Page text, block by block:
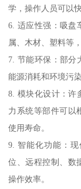
学，操作人员可以
6. 适应性强：吸盘
属、木材、塑料等
7. 节能环保：部分
能源消耗和环境污
8. 模块化设计：许
力系统等部件可以
使用寿命。
9. 智能化功能：
位、远程控制、数
操作效率。